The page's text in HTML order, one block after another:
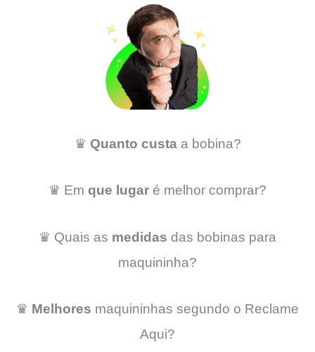
♛ Quanto custaa bobina?
♛ Em que lugar é melhor comprar?
♛ Quais as medidas das bobinas para
maquininha?
♛ Melhores maquininhas segundo o Reclame
Aqui?